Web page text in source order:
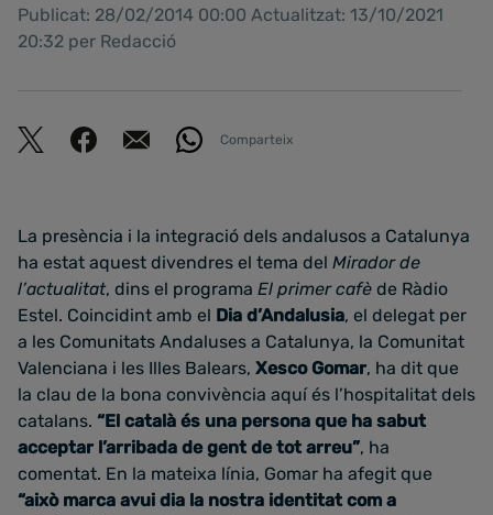
Publicat: 28/02/2014 00:00 Actualitzat: 13/10/2021
20:32 per Redacció
Comparteix
La presència i la integració dels andalusos a Catalunya
ha estat aquest divendres el tema del Mirador de
l’actualitat, dins el programa El primer cafè de Ràdio
Estel. Coincidint amb el Dia d’Andalusia, el delegat per
a les Comunitats Andaluses a Catalunya, la Comunitat
Valenciana i les Illes Balears, Xesco Gomar, ha dit que
la clau de la bona convivència aquí és l’hospitalitat dels
catalans. “El català és una persona que ha sabut
acceptar l’arribada de gent de tot arreu”, ha
comentat. En la mateixa línia, Gomar ha afegit que
“això marca avui dia la nostra identitat com a